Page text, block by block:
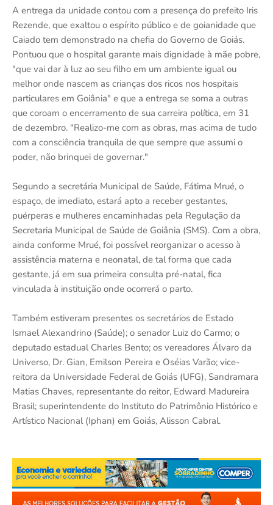
A entrega da unidade contou com a presença do prefeito Iris
Rezende, que exaltou o espírito público e de goianidade que
Caiado tem demonstrado na chefia do Governo de Goiás.
Pontuou que o hospital garante mais dignidade à mãe pobre,
"que vai dar à luz ao seu filho em um ambiente igual ou
melhor onde nascem as crianças dos ricos nos hospitais
particulares em Goiânia" e que a entrega se soma a outras
que coroam o encerramento de sua carreira política, em 31
de dezembro. "Realizo-me com as obras, mas acima de tudo
com a consciência tranquila de que sempre que assumi o
poder, não brinquei de governar."
Segundo a secretária Municipal de Saúde, Fátima Mrué, o
espaço, de imediato, estará apto a receber gestantes,
puérperas e mulheres encaminhadas pela Regulação da
Secretaria Municipal de Saúde de Goiânia (SMS). Com a obra,
ainda conforme Mrué, foi possível reorganizar o acesso à
assistência materna e neonatal, de tal forma que cada
gestante, já em sua primeira consulta pré-natal, fica
vinculada à instituição onde ocorrerá o parto.
Também estiveram presentes os secretários de Estado
Ismael Alexandrino (Saúde); o senador Luiz do Carmo; o
deputado estadual Charles Bento; os vereadores Álvaro da
Universo, Dr. Gian, Emilson Pereira e Oséias Varão; vice-
reitora da Universidade Federal de Goiás (UFG), Sandramara
Matias Chaves, representante do reitor, Edward Madureira
Brasil; superintendente do Instituto do Patrimônio Histórico e
Artístico Nacional (Iphan) em Goiás, Alisson Cabral.